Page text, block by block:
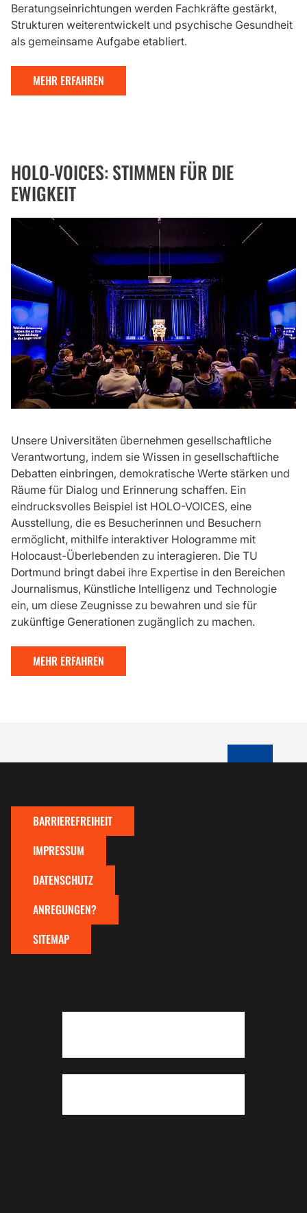
Beratungseinrichtungen werden Fachkräfte gestärkt,
Strukturen weiterentwickelt und psychische Gesundheit
als gemeinsame Aufgabe etabliert.
MEHR ERFAHREN
HOLO-VOICES: STIMMEN FÜR DIE
EWIGKEIT
Unsere Universitäten übernehmen gesellschaftliche
Verantwortung, indem sie Wissen in gesellschaftliche
Debatten einbringen, demokratische Werte stärken und
Räume für Dialog und Erinnerung schaffen. Ein
eindrucksvolles Beispiel ist HOLO-VOICES, eine
Ausstellung, die es Besucherinnen und Besuchern
ermöglicht, mithilfe interaktiver Hologramme mit
Holocaust-Überlebenden zu interagieren. Die TU
Dortmund bringt dabei ihre Expertise in den Bereichen
Journalismus, Künstliche Intelligenz und Technologie
ein, um diese Zeugnisse zu bewahren und sie für
zukünftige Generationen zugänglich zu machen.
MEHR ERFAHREN
ZUM
BARRIEREFREIHEIT
IMPRESSUM
DATENSCHUTZ
ANREGUNGEN?
SITEMAP